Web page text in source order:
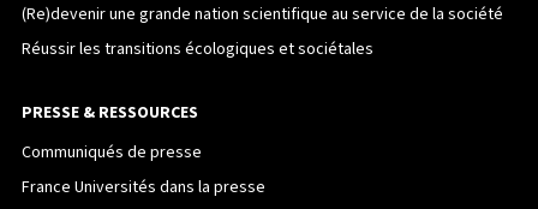
(Re)devenir une grande nation scientifique au service de la société
Réussir les transitions écologiques et sociétales
PRESSE & RESSOURCES
Communiqués de presse
France Universités dans la presse